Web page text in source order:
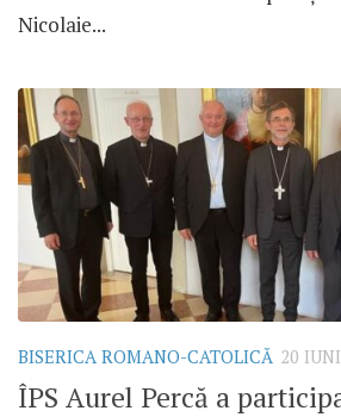
Nicolaie...
BISERICA ROMANO-CATOLICĂ 20
ÎPS Aurel Percă a